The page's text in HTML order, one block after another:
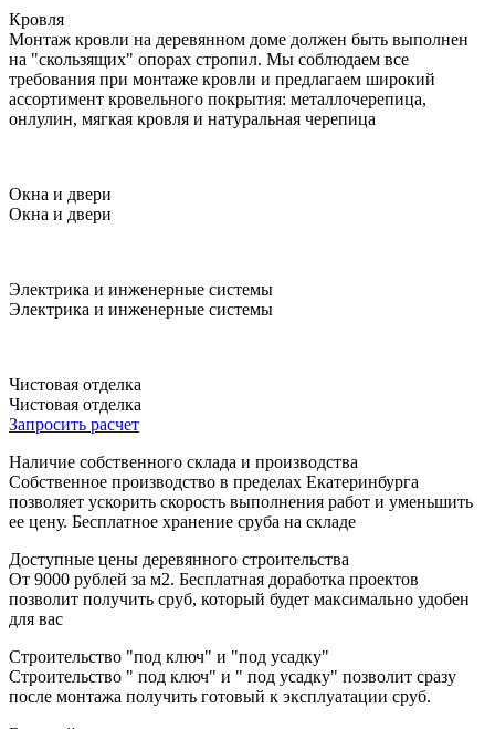
Кровля
Монтаж кровли на деревянном доме должен быть выполнен
на "скользящих" опорах стропил. Мы соблюдаем все
требования при монтаже кровли и предлагаем широкий
ассортимент кровельного покрытия: металлочерепица,
онлулин, мягкая кровля и натуральная черепица
Окна и двери
Окна и двери
Электрика и инженерные системы
Электрика и инженерные системы
Чистовая отделка
Чистовая отделка
Запросить расчет
Наличие собственного склада и производства
Собственное производство в пределах Екатеринбурга
позволяет ускорить скорость выполнения работ и уменьшить
ее цену. Бесплатное хранение сруба на складе
Доступные цены деревянного строительства
От 9000 рублей за м2. Бесплатная доработка проектов
позволит получить сруб, который будет максимально удобен
для вас
Строительство "под ключ" и "под усадку"
Строительство " под ключ" и " под усадку" позволит сразу
после монтажа получить готовый к эксплуатации сруб.